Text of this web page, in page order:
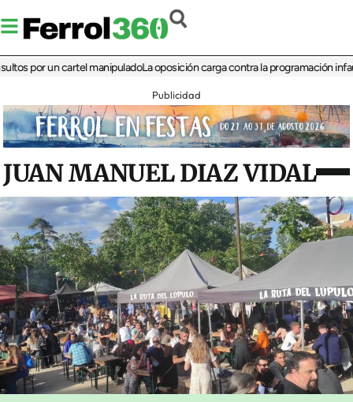
por un cartel manipuladoLa oposición carga contra la programación infantil
Publicidad
JUAN MANUEL DIAZ VIDAL